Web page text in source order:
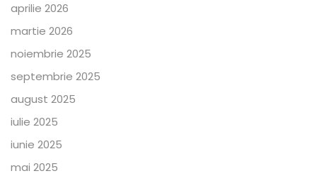
aprilie 2026
martie 2026
noiembrie 2025
septembrie 2025
august 2025
iulie 2025
iunie 2025
mai 2025